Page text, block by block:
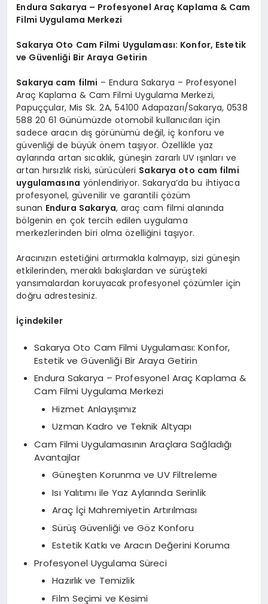
Endura Sakarya – Profesyonel Araç Kaplama & Cam
Filmi Uygulama Merkezi
Sakarya Oto Cam Filmi Uygulaması: Konfor, Estetik
ve Güvenliği Bir Araya Getirin
Sakarya cam filmi – Endura Sakarya – Profesyonel
Araç Kaplama & Cam Filmi Uygulama Merkezi,
Papuççular, Mis Sk. 2A, 54100 Adapazarı/Sakarya, 0538
588 20 61 Günümüzde otomobil kullanıcıları için
sadece aracın dış görünümü değil, iç konforu ve
güvenliği de büyük önem taşıyor. Özellikle yaz
aylarında artan sıcaklık, güneşin zararlı UV ışınları ve
artan hırsızlık riski, sürücüleri Sakarya oto cam filmi
uygulamasına yönlendiriyor. Sakarya’da bu ihtiyaca
profesyonel, güvenilir ve garantili çözüm
sunan Endura Sakarya, araç cam filmi alanında
bölgenin en çok tercih edilen uygulama
merkezlerinden biri olma özelliğini taşıyor.
Aracınızın estetiğini artırmakla kalmayıp, sizi güneşin
etkilerinden, meraklı bakışlardan ve sürüşteki
yansımalardan koruyacak profesyonel çözümler için
doğru adrestesiniz.
İçindekiler
Sakarya Oto Cam Filmi Uygulaması: Konfor,
Estetik ve Güvenliği Bir Araya Getirin
Endura Sakarya – Profesyonel Araç Kaplama &
Cam Filmi Uygulama Merkezi
Hizmet Anlayışımız
Uzman Kadro ve Teknik Altyapı
Cam Filmi Uygulamasının Araçlara Sağladığı
Avantajlar
Güneşten Korunma ve UV Filtreleme
Isı Yalıtımı ile Yaz Aylarında Serinlik
Araç İçi Mahremiyetin Artırılması
Sürüş Güvenliği ve Göz Konforu
Estetik Katkı ve Aracın Değerini Koruma
Profesyonel Uygulama Süreci
Hazırlık ve Temizlik
Film Seçimi ve Kesimi